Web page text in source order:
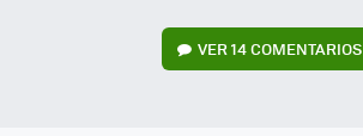
VER14 COMENTARIOS